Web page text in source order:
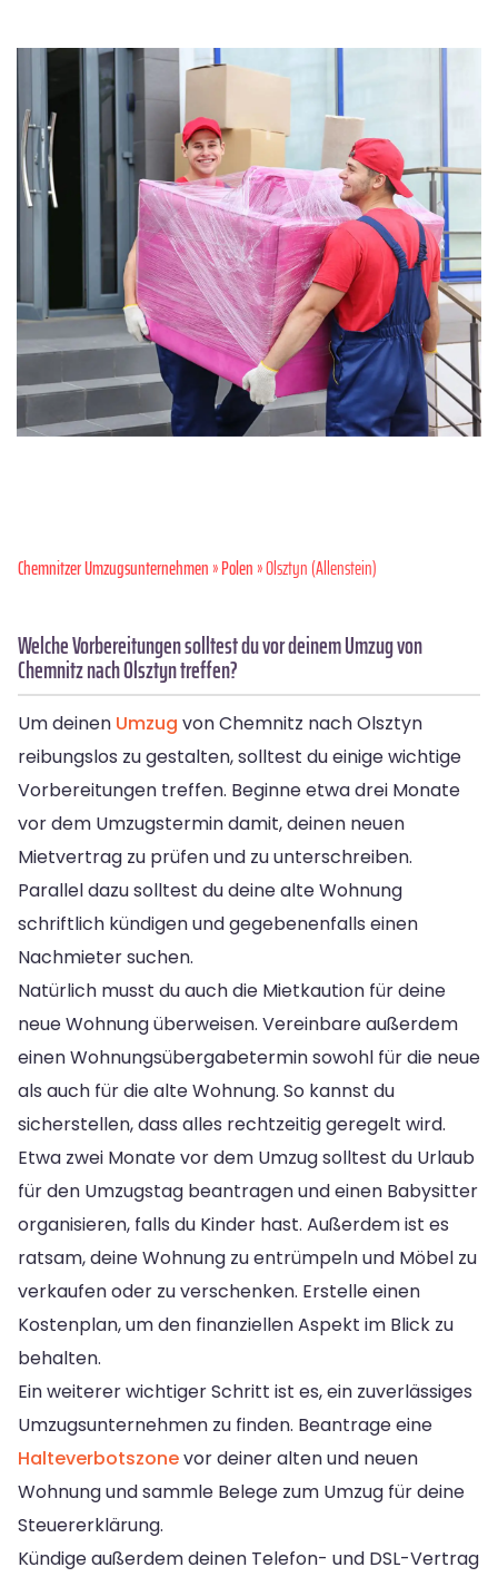
Chemnitzer Umzugsunternehmen»Polen» Olsztyn (Allenstein)
Welche Vorbereitungen solltest du vor deinem Umzug von
Chemnitz nach Olsztyn treffen?
Um deinen Umzug von Chemnitz nach Olsztyn
reibungslos zu gestalten, solltest du einige wichtige
Vorbereitungen treffen. Beginne etwa drei Monate
vor dem Umzugstermin damit, deinen neuen
Mietvertrag zu prüfen und zu unterschreiben.
Parallel dazu solltest du deine alte Wohnung
schriftlich kündigen und gegebenenfalls einen
Nachmieter suchen.
Natürlich musst du auch die Mietkaution für deine
neue Wohnung überweisen. Vereinbare außerdem
einen Wohnungsübergabetermin sowohl für die neue
als auch für die alte Wohnung. So kannst du
sicherstellen, dass alles rechtzeitig geregelt wird.
Etwa zwei Monate vor dem Umzug solltest du Urlaub
für den Umzugstag beantragen und einen Babysitter
organisieren, falls du Kinder hast. Außerdem ist es
ratsam, deine Wohnung zu entrümpeln und Möbel zu
verkaufen oder zu verschenken. Erstelle einen
Kostenplan, um den finanziellen Aspekt im Blick zu
behalten.
Ein weiterer wichtiger Schritt ist es, ein zuverlässiges
Umzugsunternehmen zu finden. Beantrage eine
Halteverbotszonevor deiner alten und neuen
Wohnung und sammle Belege zum Umzug für deine
Steuererklärung.
Kündige außerdem deinen Telefon- und DSL-Vertrag